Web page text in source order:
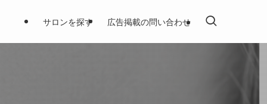
サロンを探す 広告掲載の問い合わせ